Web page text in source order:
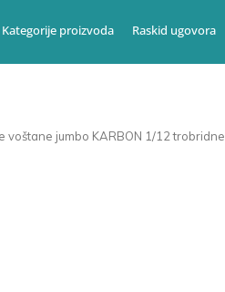
Kategorije proizvoda Raskid ugovora
voštane jumbo KARBON 1/12 trobridne